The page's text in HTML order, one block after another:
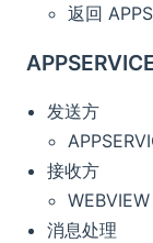
返回
发送方
接收方
WEBVIEW
消息处理